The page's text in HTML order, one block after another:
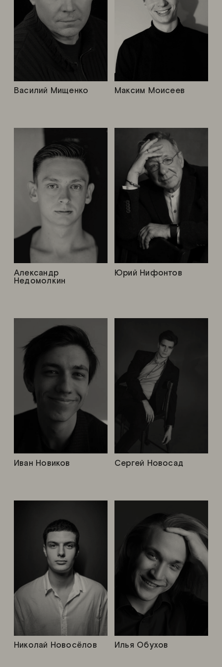
Сергей Новосад
Александр
Недомолкин
Николай Новосёлов
Василий Мищенко
Илья Обухов
Иван Новиков
Максим Моисеев
Юрий Нифонтов